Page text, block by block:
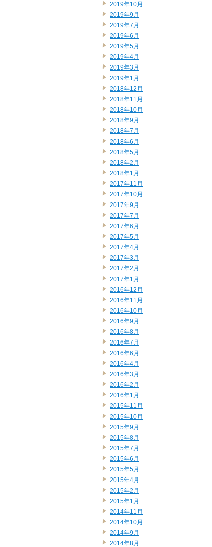
2019年10月
2019年9月
2019年7月
2019年6月
2019年5月
2019年4月
2019年3月
2019年1月
2018年12月
2018年11月
2018年10月
2018年9月
2018年7月
2018年6月
2018年5月
2018年2月
2018年1月
2017年11月
2017年10月
2017年9月
2017年7月
2017年6月
2017年5月
2017年4月
2017年3月
2017年2月
2017年1月
2016年12月
2016年11月
2016年10月
2016年9月
2016年8月
2016年7月
2016年6月
2016年4月
2016年3月
2016年2月
2016年1月
2015年11月
2015年10月
2015年9月
2015年8月
2015年7月
2015年6月
2015年5月
2015年4月
2015年2月
2015年1月
2014年11月
2014年10月
2014年9月
2014年8月